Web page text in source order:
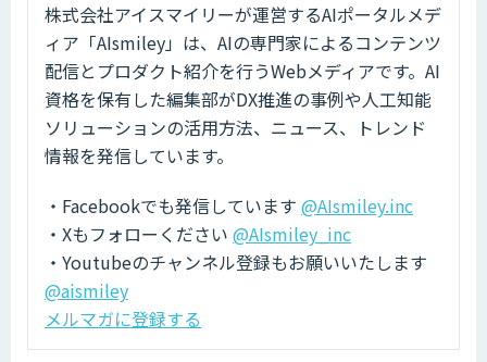
株式会社アイスマイリーが運営するAIポータルメデ
ィア「AIsmiley」は、AIの専門家によるコンテンツ
配信とプロダクト紹介を行うWebメディアです。AI
資格を保有した編集部がDX推進の事例や人工知能
ソリューションの活用方法、ニュース、トレンド
情報を発信しています。
・Facebookでも発信しています @AIsmiley.inc
・Xもフォローください @AIsmiley_inc
・Youtubeのチャンネル登録もお願いいたします
@aismiley
メルマガに登録する